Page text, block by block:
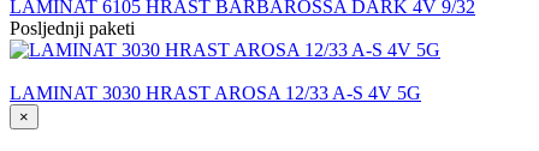
LAMINAT 6105 HRAST BARBAROSSA DARK 4V 9/32
Posljednji paketi
LAMINAT 3030 HRAST AROSA 12/33 A-S 4V 5G
×